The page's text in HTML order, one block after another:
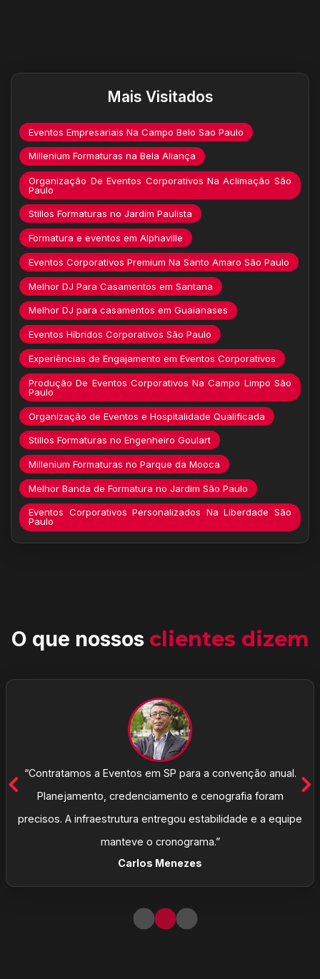
Mais Visitados
Eventos Empresariais Na Campo Belo Sao Paulo
Millenium Formaturas na Bela Aliança
Organização De Eventos Corporativos Na Aclimação São
Paulo
Stillos Formaturas no Jardim Paulista
Formatura e eventos em Alphaville
Eventos Corporativos Premium Na Santo Amaro São Paulo
Melhor DJ Para Casamentos em Santana
Melhor DJ para casamentos em Guaianases
Eventos Híbridos Corporativos São Paulo
Experiências de Engajamento em Eventos Corporativos
Produção De Eventos Corporativos Na Campo Limpo São
Paulo
Organização de Eventos e Hospitalidade Qualificada
Stillos Formaturas no Engenheiro Goulart
Millenium Formaturas no Parque da Mooca
Melhor Banda de Formatura no Jardim São Paulo
Eventos Corporativos Personalizados Na Liberdade São
Paulo
O que nossos clientes dizem
“Contratamos a Eventos em SP para a convenção anual.
Planejamento, credenciamento e cenografia foram
precisos. A infraestrutura entregou estabilidade e a equipe
manteve o cronograma.”
Carlos Menezes